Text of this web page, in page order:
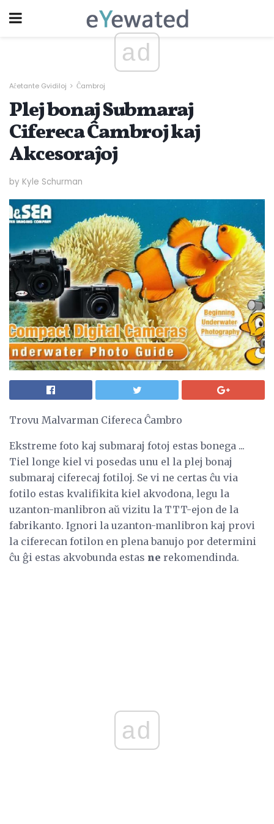
ad
Aĉetante Gvidiloj Ĉambroj
Plej bonaj Submaraj
Cifereca Ĉambroj kaj
Akcesoraĵoj
by Kyle Schurman
Trovu Malvarman Cifereca Ĉambro
Ekstreme foto kaj submaraj fotoj estas bonega ...
Tiel longe kiel vi posedas unu el la plej bonaj
submaraj ciferecaj fotiloj. Se vi ne certas ĉu via
fotilo estas kvalifikita kiel akvodona, legu la
uzanton-manlibron aŭ vizitu la TTT-ejon de la
fabrikanto. Ignori la uzanton-manlibron kaj provi
la ciferecan fotilon en plena banujo por determini
ĉu ĝi estas akvobunda estas ne rekomendinda.
ad